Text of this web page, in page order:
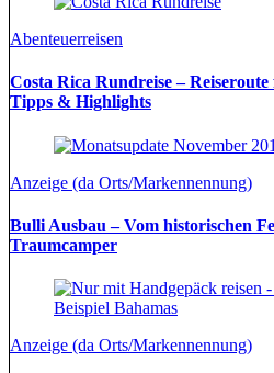
Abenteuerreisen
Costa Rica Rundreise –
Tipps & Highlights
Anzeige (da Orts/Markennennung)
Bulli Ausbau – Vom historischen
Traumcamper
Anzeige (da Orts/Markennennung)